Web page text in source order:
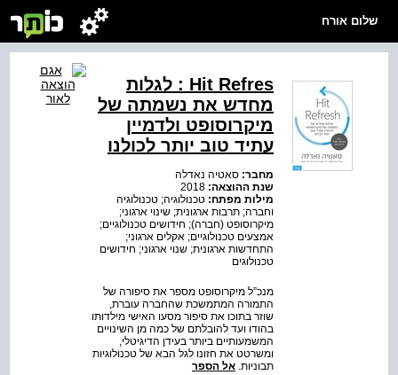
שלום אורח
Hit Refres : לגלות
מחדש את נשמתה של
מיקרוסופט ולדמיין
עתיד טוב יותר לכולנו
מחבר: סאטיה נאדלה
שנת ההוצאה:
מילות מפתח: טכנולוגיה; טכנולוגיה
וחברה; תרבות ארגונית; שינוי ארגוני;
מיקרוסופט (חברה); חידושים טכנולוגיים;
אמצעים טכנולוגיים; אקלים ארגוני;
התחדשות ארגונית; שנוי ארגוני; חידושים
טכנולוגים
מנכ”ל מיקרוסופט מספר את סיפורה של
התמורה המתמשכת שהחברה עוברת,
שוזר בתוכו את סיפור מסעו האישי מילדותו
בהודו ועד להובלתם של כמה מן השינויים
המשמעותיים ביותר בעידן הדיגיטלי,
ומשרטט את חזונו לגל הבא של טכנולוגיות
תבוניות. אל הספר